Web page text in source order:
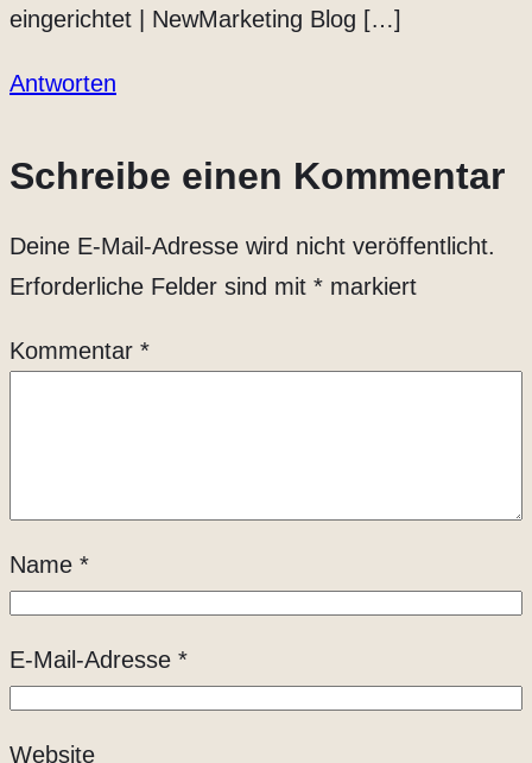
eingerichtet | NewMarketing Blog […]
Antworten
Schreibe einen Kommentar
Deine E-Mail-Adresse wird nicht veröffentlicht.
Erforderliche Felder sind mit * markiert
Kommentar *
Name *
E-Mail-Adresse *
Website